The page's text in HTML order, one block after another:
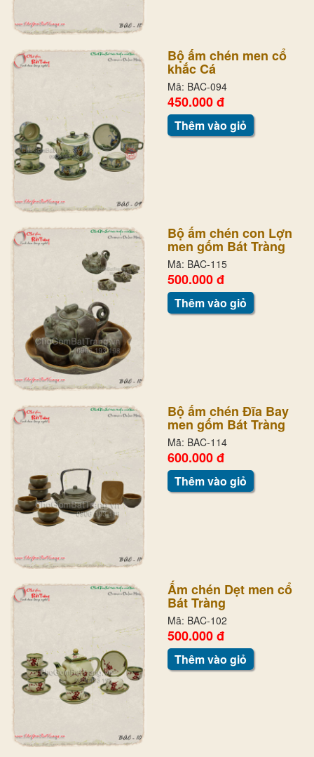
Bộ ấm chén men cổ
khắc Cá
Mã: BAC-094
450.000 đ
Thêm vào giỏ
Bộ ấm chén con Lợn
men gốm Bát Tràng
Mã: BAC-115
500.000 đ
Thêm vào giỏ
Bộ ấm chén Đĩa Bay
men gốm Bát Tràng
Mã: BAC-114
600.000 đ
Thêm vào giỏ
Ấm chén Dẹt men cổ
Bát Tràng
Mã: BAC-102
500.000 đ
Thêm vào giỏ